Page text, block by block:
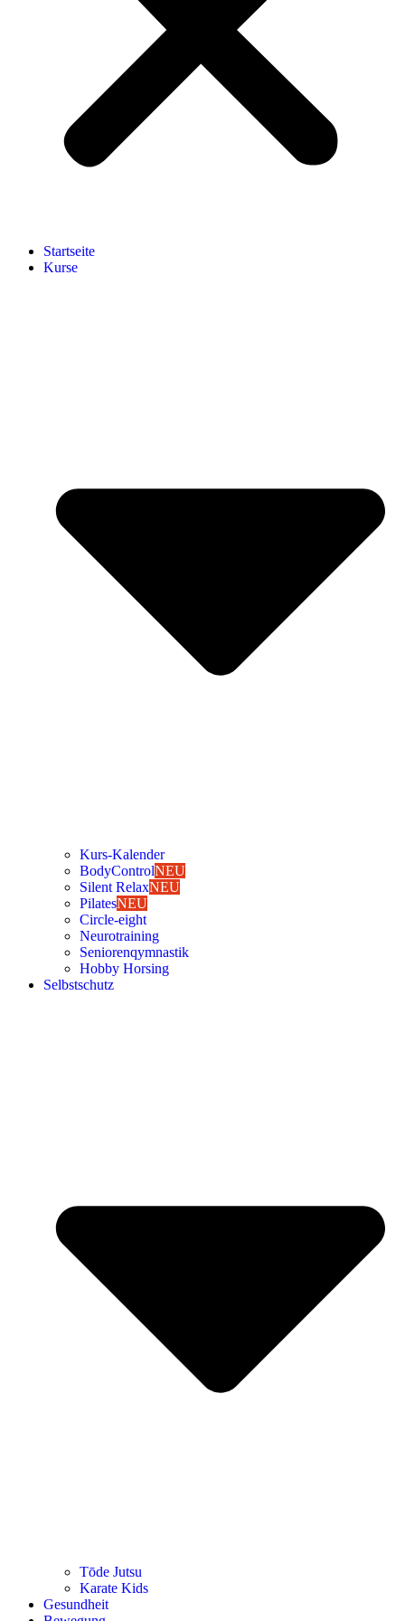
Start­sei­te
Kur­se
Kurs-Kalen­­der
Body­Con­trolNEU
Silent RelaxNEU
Pila­tesNEU
Cir­cle-eight
Neu­ro­trai­ning
Senio­ren­qym­nas­tik
Hob­by Hor­sing
Selbst­schutz
Tōde Jutsu
Kara­te Kids
Gesund­heit